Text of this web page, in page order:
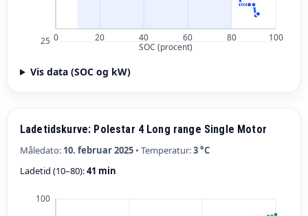
Vis data (SOC og kW)
Ladetidskurve: Polestar 4 Long range Single Motor
Måledato: 10. februar 2025 • Temperatur:3 °C
Ladetid (10–80):41 min